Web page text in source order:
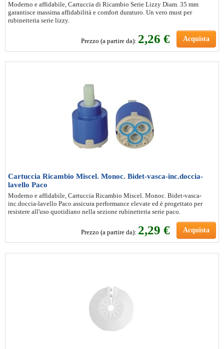
Moderno e affidabile, Cartuccia di Ricambio Serie Lizzy Diam. 35 mm
garantisce massima affidabilità e comfort duraturo. Un vero must per
rubinetteria serie lizzy.
Prezzo (a partire da): 2,26 € Acquista
Cartuccia Ricambio Miscel. Monoc. Bidet-vasca-inc.doccia-
lavello Paco
Moderno e affidabile, Cartuccia Ricambio Miscel. Monoc. Bidet-vasca-
inc.doccia-lavello Paco assicura performance elevate ed è progettato per
resistere all'uso quotidiano nella sezione rubinetteria serie paco.
Prezzo (a partire da): 2,29 € Acquista